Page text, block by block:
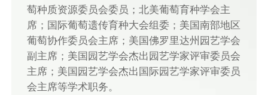
萄种质资源委员会委员；北美葡萄育种学会主
席；国际葡萄遗传育种大会组委；美国南部地区
葡萄协作委员会主席；美国佛罗里达州园艺学会
副主席；美国园艺学会杰出园艺学家评审委员会
主席；美国园艺学会杰出国际园艺学家评审委员
会主席等学术职务。